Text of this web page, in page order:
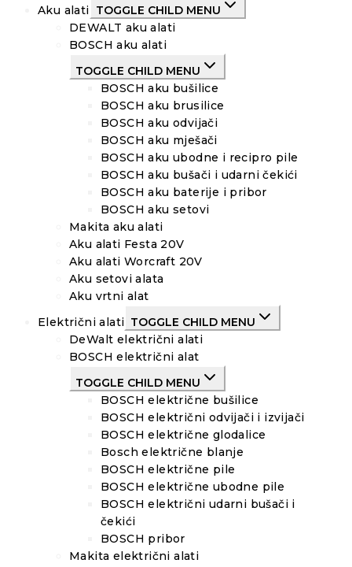
Aku alati TOGGLE CHILD MENU
DEWALT aku alati
BOSCH aku alati
TOGGLE CHILD MENU
BOSCH aku bušilice
BOSCH aku brusilice
BOSCH aku odvijači
BOSCH aku mješači
BOSCH aku ubodne i recipro pile
BOSCH aku bušači i udarni čekići
BOSCH aku baterije i pribor
BOSCH aku setovi
Makita aku alati
Aku alati Festa 20V
Aku alati Worcraft 20V
Aku setovi alata
Aku vrtni alat
Električni alati TOGGLE CHILD MENU
DeWalt električni alati
BOSCH električni alat
TOGGLE CHILD MENU
BOSCH električne bušilice
BOSCH električni odvijači i izvijači
BOSCH električne glodalice
Bosch električne blanje
BOSCH električne pile
BOSCH električne ubodne pile
BOSCH električni udarni bušači i
čekići
BOSCH pribor
Makita električni alati